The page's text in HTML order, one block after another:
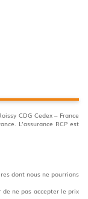
CDG Cedex – France
L’assurance RCP est
dont nous ne pourrions
ne pas accepter le prix